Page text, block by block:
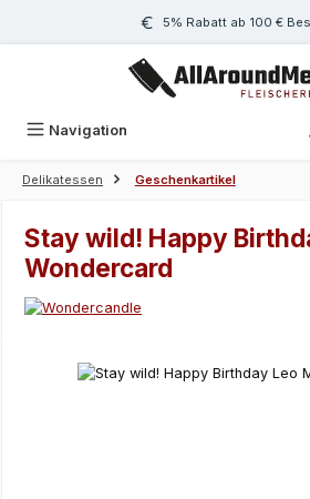
Zum Hauptinhalt springen5% Rabatt ab 100 €
Navigation
Delikatessen Geschenkartikel
Stay wild! Happy
Wondercard
Bildergalerie überspringen